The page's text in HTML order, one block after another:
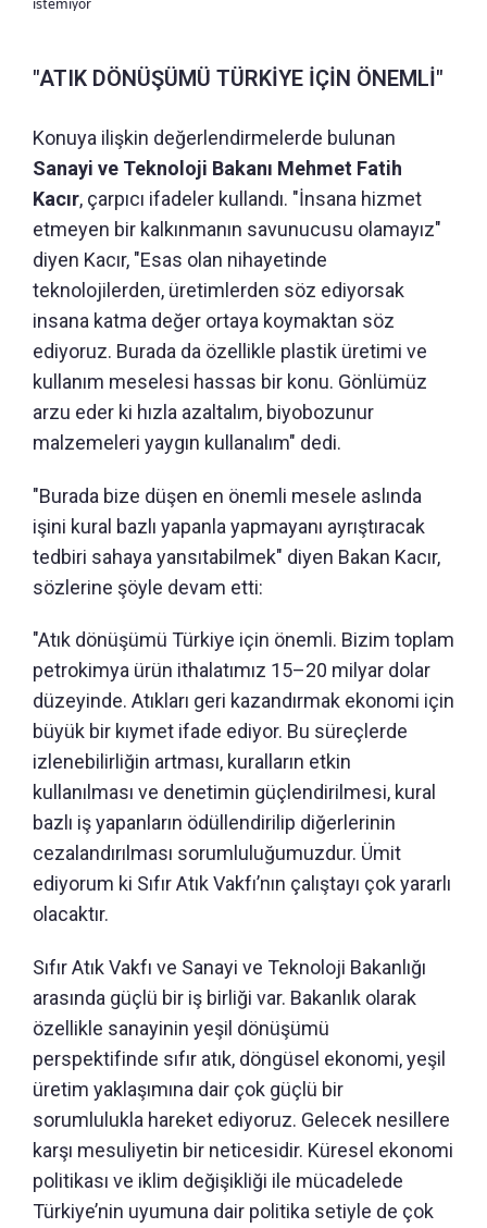
"ATIK DÖNÜŞÜMÜ TÜRKİYE İÇİN ÖNEMLİ"
Konuya ilişkin değerlendirmelerde bulunan
Sanayi ve Teknoloji Bakanı Mehmet Fatih
Kacır, çarpıcı ifadeler kullandı. "İnsana hizmet
etmeyen bir kalkınmanın savunucusu olamayız"
diyen Kacır, "Esas olan nihayetinde
teknolojilerden, üretimlerden söz ediyorsak
insana katma değer ortaya koymaktan söz
ediyoruz. Burada da özellikle plastik üretimi ve
kullanım meselesi hassas bir konu. Gönlümüz
arzu eder ki hızla azaltalım, biyobozunur
malzemeleri yaygın kullanalım" dedi.
"Burada bize düşen en önemli mesele aslında
işini kural bazlı yapanla yapmayanı ayrıştıracak
tedbiri sahaya yansıtabilmek" diyen Bakan Kacır,
sözlerine şöyle devam etti:
"Atık dönüşümü Türkiye için önemli. Bizim toplam
petrokimya ürün ithalatımız 15–20 milyar dolar
düzeyinde. Atıkları geri kazandırmak ekonomi için
büyük bir kıymet ifade ediyor. Bu süreçlerde
izlenebilirliğin artması, kuralların etkin
kullanılması ve denetimin güçlendirilmesi, kural
bazlı iş yapanların ödüllendirilip diğerlerinin
cezalandırılması sorumluluğumuzdur. Ümit
ediyorum ki Sıfır Atık Vakfı’nın çalıştayı çok yararlı
olacaktır.
Sıfır Atık Vakfı ve Sanayi ve Teknoloji Bakanlığı
arasında güçlü bir iş birliği var. Bakanlık olarak
özellikle sanayinin yeşil dönüşümü
perspektifinde sıfır atık, döngüsel ekonomi, yeşil
üretim yaklaşımına dair çok güçlü bir
sorumlulukla hareket ediyoruz. Gelecek nesillere
karşı mesuliyetin bir neticesidir. Küresel ekonomi
politikası ve iklim değişikliği ile mücadelede
Türkiye’nin uyumuna dair politika setiyle de çok